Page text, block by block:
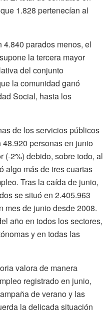
1.828 pertenecían al
parados menos, el
la tercera mayor
del conjunto
la comunidad ganó
Social, hasta los
de los servicios públicos
personas en junio
(-2%) debido, sobre todo, al
algo más de tres cuartas
Tras la caída de junio,
se situó en 2.405.963
mes de junio desde 2008.
año en todos los sectores,
y en todas las
valora de manera
registrado en junio,
de verano y las
la delicada situación